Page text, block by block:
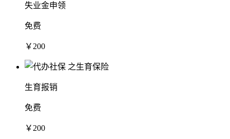
失业金申领
免费
￥200
生育报销
免费
￥200